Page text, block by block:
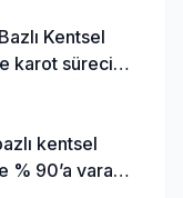
Kentsel
karot süreci
kentsel
% 90’a varan